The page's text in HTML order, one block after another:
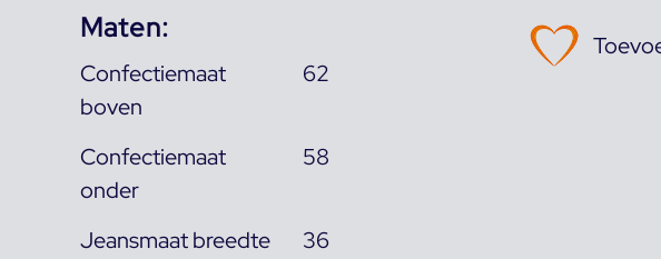
Maten:
Confectiemaat
boven
62
Confectiemaat
onder
58
Jeansmaat breedte
36